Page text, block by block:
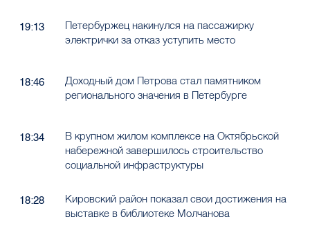
19:13
Петербуржец накинулся на пассажирку
электрички за отказ уступить место
18:46
Доходный дом Петрова стал памятником
регионального значения в Петербурге
18:34
В крупном жилом комплексе на Октябрьской
набережной завершилось строительство
социальной инфраструктуры
18:28
Кировский район показал свои достижения на
выставке в библиотеке Молчанова